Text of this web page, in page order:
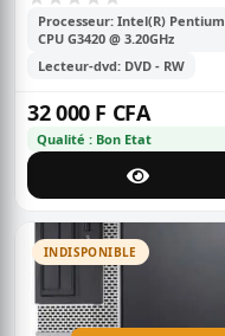
Processeur: Intel(R) Pentium
CPU G3420 @ 3.20GHz
Lecteur-dvd: DVD - RW
32 000 F CFA
Qualité : Bon Etat
INDISPONIBLE